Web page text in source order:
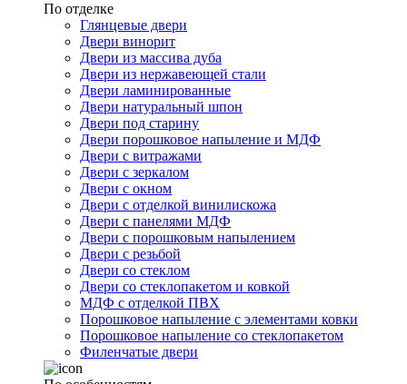
По отделке
Глянцевые двери
Двери винорит
Двери из массива дуба
Двери из нержавеющей стали
Двери ламинированные
Двери натуральный шпон
Двери под старину
Двери порошковое напыление и МДФ
Двери с витражами
Двери с зеркалом
Двери с окном
Двери с отделкой винилискожа
Двери с панелями МДФ
Двери с порошковым напылением
Двери с резьбой
Двери со стеклом
Двери со стеклопакетом и ковкой
МДФ с отделкой ПВХ
Порошковое напыление с элементами ковки
Порошковое напыление со стеклопакетом
Филенчатые двери